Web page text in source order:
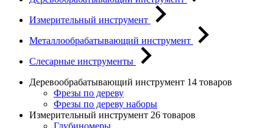
Измерительный инструмент
Металлообрабатывающий инструмент
Слесарные инструменты
Деревообрабатывающий инструмент 14 товаров
Фрезы по дереву
Фрезы по дереву наборы
Измерительный инструмент 26 товаров
Глубиномеры